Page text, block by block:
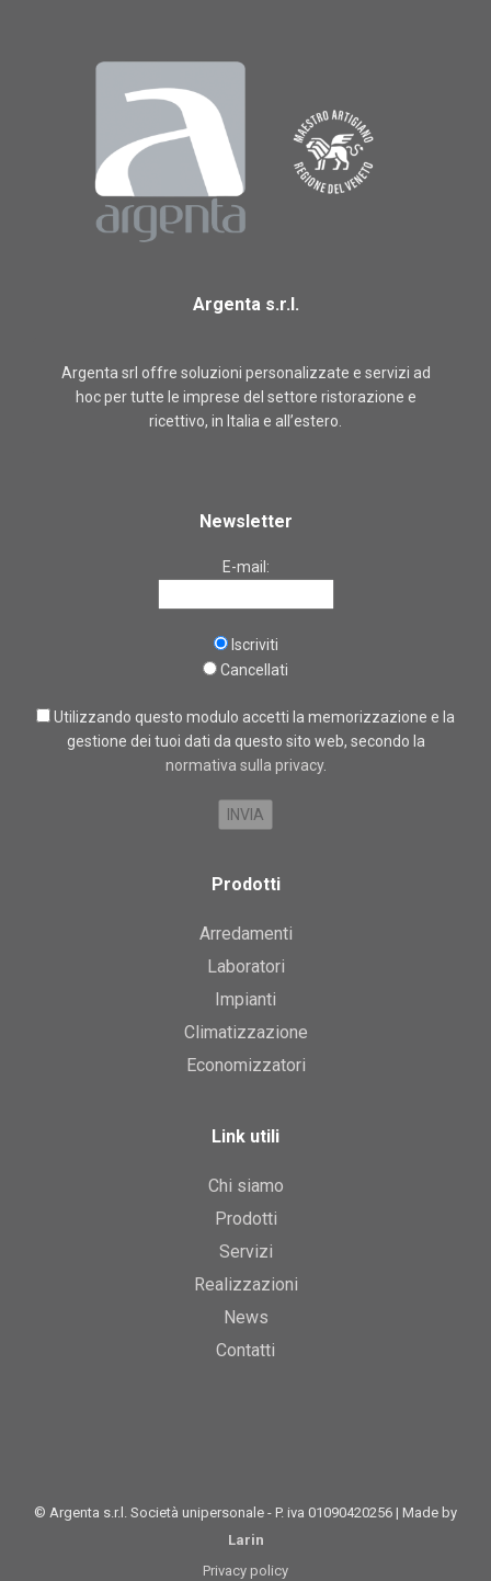
Argenta s.r.l.
Argenta srl offre soluzioni personalizzate e servizi ad
hoc per tutte le imprese del settore ristorazione e
ricettivo, in Italia e all’estero.
Newsletter
E-mail:
Iscriviti
Cancellati
Utilizzando questo modulo accetti la memorizzazione e la
gestione dei tuoi dati da questo sito web, secondo la
normativa sulla privacy.
Prodotti
Arredamenti
Laboratori
Impianti
Climatizzazione
Economizzatori
Link utili
Chi siamo
Prodotti
Servizi
Realizzazioni
News
Contatti
© Argenta s.r.l. Società unipersonale - P. iva 01090420256 | Made by
Larin
Privacy policy